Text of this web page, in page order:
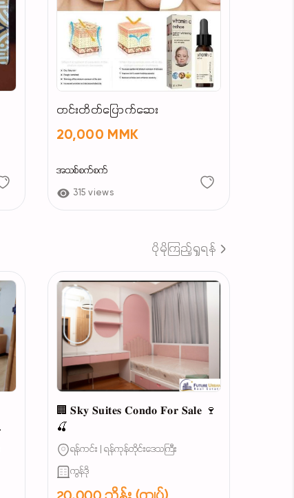
တင်းတိတ်ပြောက်ဆေး
20,000 MMK
အသစ်စက်စက်
315 views
ပိုမိုကြည့်ရှုရန်
🏢 𝐒𝐤𝐲 𝐒𝐮𝐢𝐭𝐞𝐬 𝐂𝐨𝐧𝐝𝐨 𝐅𝐨𝐫 𝐒𝐚𝐥𝐞 🍷
🍒
ရန်ကင်း | ရန်ကုန်တိုင်းဒေသကြီး
ကွန်ဒို